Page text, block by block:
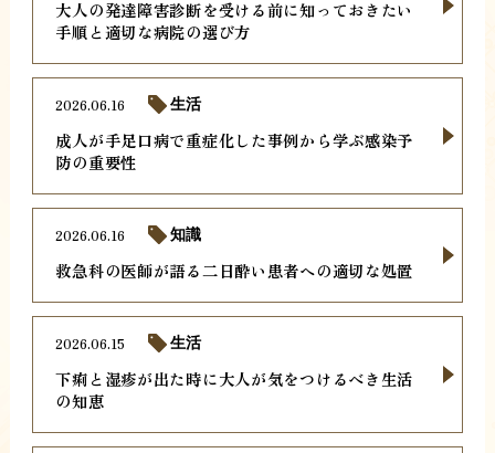
大人の発達障害診断を受ける前に知っておきたい
手順と適切な病院の選び方
成人が手足口病で重症化した事例から学ぶ感染予
防の重要性
2026.06.16 生活
救急科の医師が語る二日酔い患者への適切な処置
2026.06.16 知識
下痢と湿疹が出た時に大人が気をつけるべき生活
の知恵
2026.06.15 生活